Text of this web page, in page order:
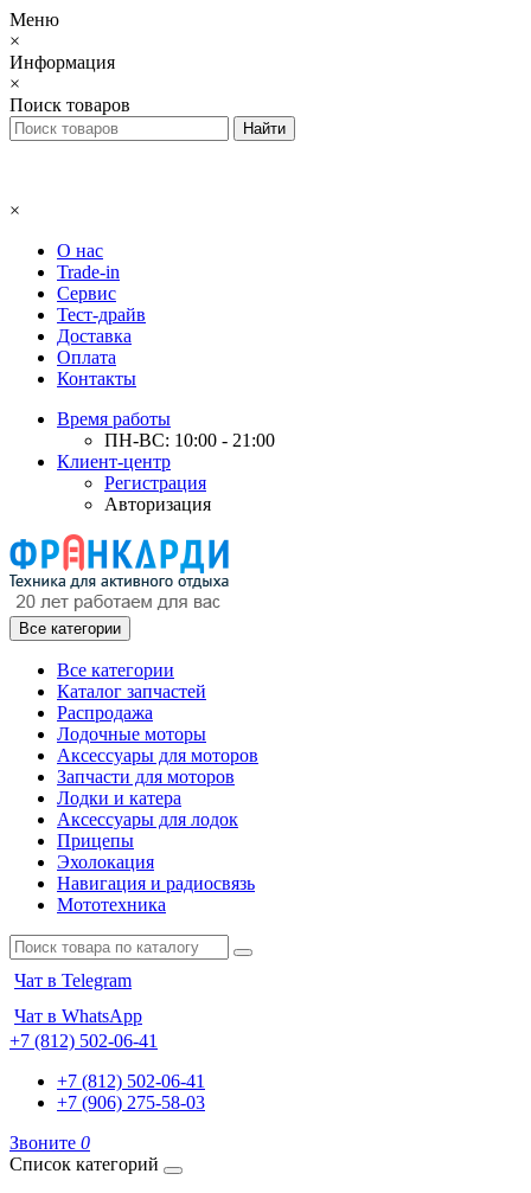
Меню
×
Информация
×
Поиск товаров
×
О нас
Trade-in
Сервис
Тест-драйв
Доставка
Оплата
Контакты
Время работы
ПН-ВС: 10:00 - 21:00
Клиент-центр
Регистрация
Авторизация
Все категории
Все категории
Каталог запчастей
Распродажа
Лодочные моторы
Аксессуары для моторов
Запчасти для моторов
Лодки и катера
Аксессуары для лодок
Прицепы
Эхолокация
Навигация и радиосвязь
Мототехника
Чат в Telegram
Чат в WhatsApp
+7 (812) 502-06-41
+7 (812) 502-06-41
+7 (906) 275-58-03
Звоните 0
Список категорий